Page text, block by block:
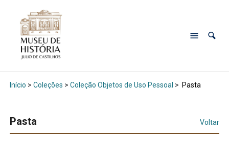
Início > Coleções > Coleção Objetos de Uso Pessoal > Pasta
Pasta Voltar